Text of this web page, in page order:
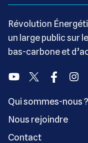
Révolution
un large public sur
bas-carbone et
YoutubeTwitter Facebook
Qui sommes-nous ?
Nous rejoindre
Contact